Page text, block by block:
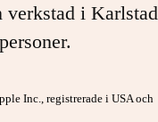
verkstad i
Inc., registrerade i USA och